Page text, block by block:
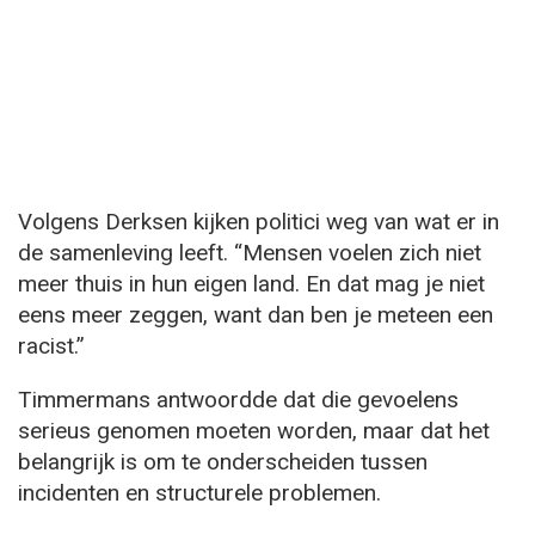
Volgens Derksen kijken politici weg van wat er in
de samenleving leeft. “Mensen voelen zich niet
meer thuis in hun eigen land. En dat mag je niet
eens meer zeggen, want dan ben je meteen een
racist.”
Timmermans antwoordde dat die gevoelens
serieus genomen moeten worden, maar dat het
belangrijk is om te onderscheiden tussen
incidenten en structurele problemen.